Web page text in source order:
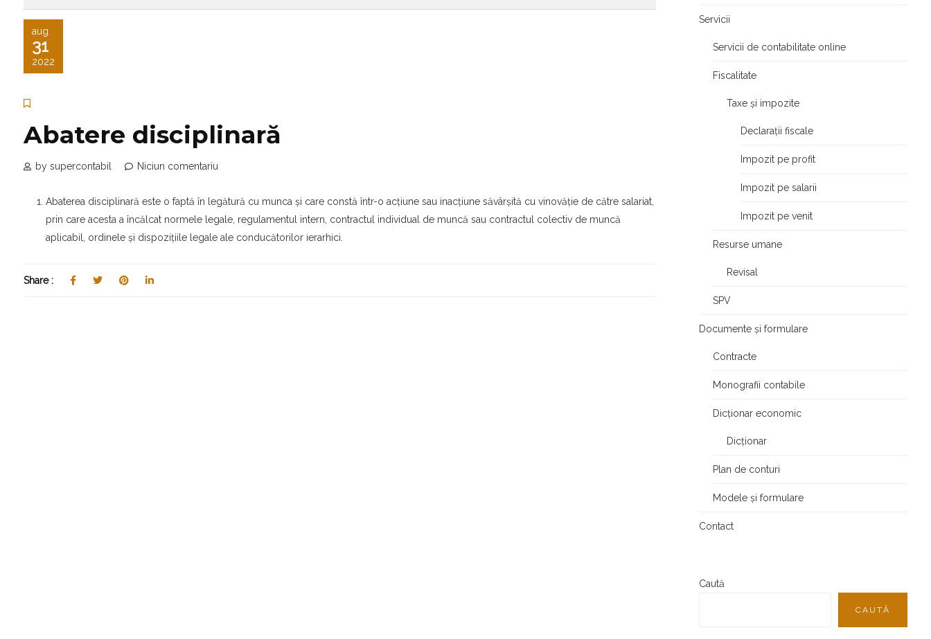
aug.
31
2022
Abatere disciplinară
by supercontabil Niciun comentariu
Abaterea disciplinară este o faptă în legătură cu munca şi care constă într-o acţiune sau inacţiune săvârşită cu vinovăţie de către salariat,
prin care acesta a încălcat normele legale, regulamentul intern, contractul individual de muncă sau contractul colectiv de muncă
aplicabil, ordinele şi dispoziţiile legale ale conducătorilor ierarhici.
Share :
Servicii
Servicii de contabilitate online
Fiscalitate
Taxe și impozite
Declarații fiscale
Impozit pe profit
Impozit pe salarii
Impozit pe venit
Resurse umane
Revisal
SPV
Documente și formulare
Contracte
Monografii contabile
Dicționar economic
Dicționar
Plan de conturi
Modele și formulare
Contact
Caută
CAUTĂ